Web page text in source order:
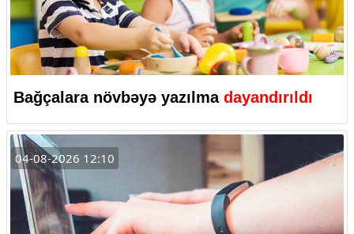
Bağçalara növbəyə yazılma dayandırıldı
04-08-2026 12:10